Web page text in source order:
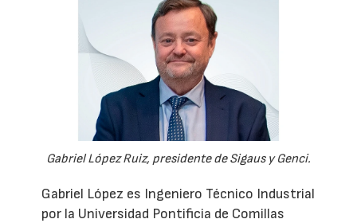
Gabriel López Ruiz, presidente de Sigaus y Genci.
Gabriel López es Ingeniero Técnico Industrial
por la Universidad Pontificia de Comillas